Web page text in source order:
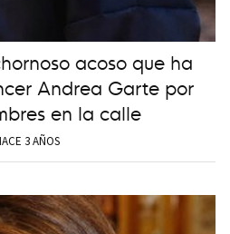
acoso que ha
Andrea Garte por
en la calle
3 AÑOS